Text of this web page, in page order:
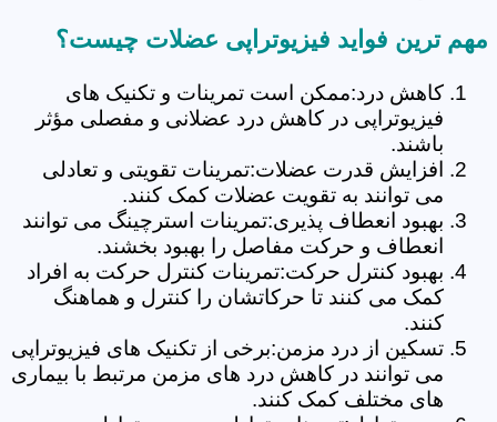
مهم ترین فواید فیزیوتراپی عضلات چیست؟
کاهش درد:ممکن است تمرینات و تکنیک های
فیزیوتراپی در کاهش درد عضلانی و مفصلی مؤثر
باشند.
افزایش قدرت عضلات:تمرینات تقویتی و تعادلی
می توانند به تقویت عضلات کمک کنند.
بهبود انعطاف پذیری:تمرینات استرچینگ می توانند
انعطاف و حرکت مفاصل را بهبود بخشند.
بهبود کنترل حرکت:تمرینات کنترل حرکت به افراد
کمک می کنند تا حرکاتشان را کنترل و هماهنگ
کنند.
تسکین از درد مزمن:برخی از تکنیک های فیزیوتراپی
می توانند در کاهش درد های مزمن مرتبط با بیماری
های مختلف کمک کنند.